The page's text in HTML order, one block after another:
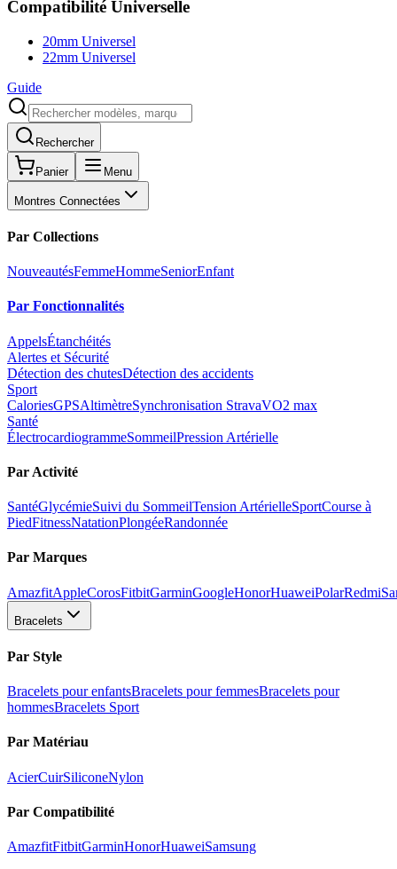
Compatibilité Universelle
20mm Universel
22mm Universel
Guide
Rechercher
Panier Menu
Montres Connectées
Par Collections
NouveautésFemmeHommeSeniorEnfant
Par Fonctionnalités
AppelsÉtanchéités
Alertes et Sécurité
Détection des chutesDétection des accidents
Sport
CaloriesGPSAltimètreSynchronisation StravaVO2 max
Santé
ÉlectrocardiogrammeSommeilPression Artérielle
Par Activité
SantéGlycémieSuivi du SommeilTension ArtérielleSportCourse à
PiedFitnessNatationPlongéeRandonnée
Par Marques
AmazfitAppleCorosFitbitGarminGoogleHonorHuaweiPolarRedmi
Bracelets
Par Style
Bracelets pour enfantsBracelets pour femmesBracelets pour
hommesBracelets Sport
Par Matériau
AcierCuirSiliconeNylon
Par Compatibilité
AmazfitFitbitGarminHonorHuaweiSamsung